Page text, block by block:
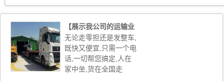
【展示我公司的运输业
务】
无论走零担还是发整车,
既快又便宜,只需一个电
话,一切帮您搞定,人在
家中坐,货在全国走